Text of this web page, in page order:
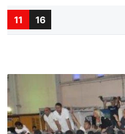
11 16